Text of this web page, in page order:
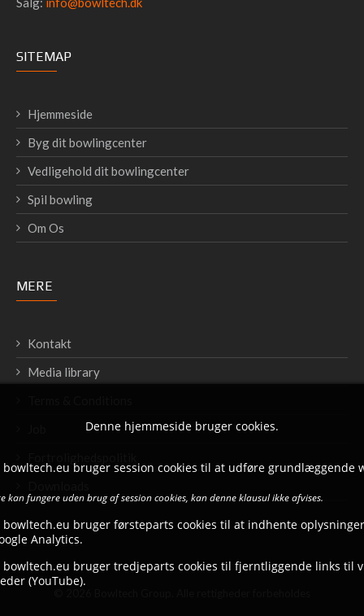
SITEMAP
Hjemmeside
Byg dit bowlingcenter
Vedligehold dit bowlingcenter
Spil bowling
Om Os
MERE
Kontakt
Media library
Denne hjemmeside bruger cookies.
bowltech.eu bruger session cookies til at udføre grundlæggende
kan fungere uden brug af session cookies, kan denne klausul ikke afvises.
bowltech.eu bruger førsteparts cookies til at indhente
Analytics.
bowltech.eu bruger tredjeparts cookies til fjerntliggende links til
(YouTube).